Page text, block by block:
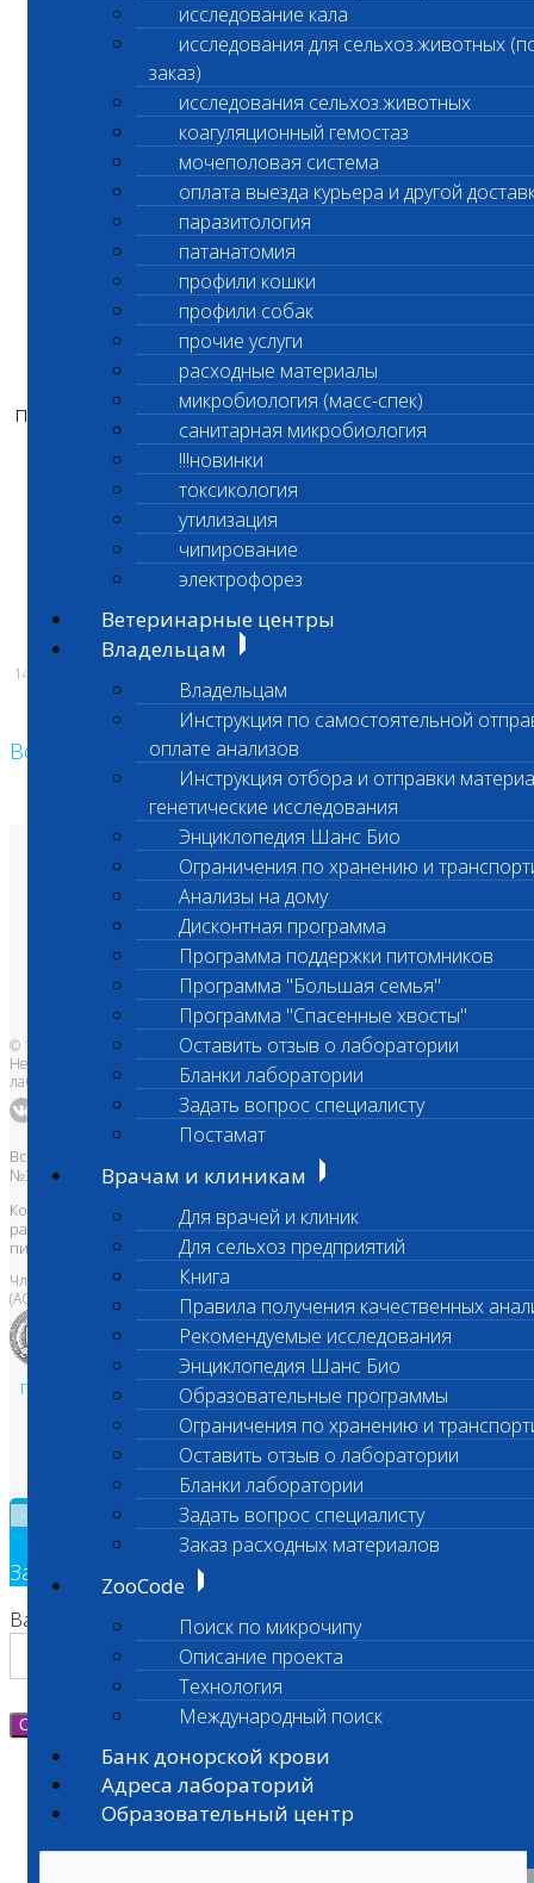
исследование кала
исследования для сельхоз.животных
заказ)
исследования сельхоз.животных
коагуляционный гемостаз
мочеполовая система
оплата выезда курьера и другой
паразитология
патанатомия
профили кошки
профили собак
прочие услуги
расходные материалы
микробиология (масс-спек)
санитарная микробиология
!!!новинки
токсикология
утилизация
чипирование
электрофорез
Ветеринарные центры
Владельцам
Владельцам
Инструкция по самостоятельной
оплате анализов
Инструкция отбора и отправки
генетические исследования
Энциклопедия Шанс Био
Ограничения по хранению и
Анализы на дому
Дисконтная программа
Программа поддержки питомников
Программа "Большая семья"
Программа "Спасенные хвосты"
Оставить отзыв о лаборатории
Бланки лаборатории
Задать вопрос специалисту
Постамат
Врачам и клиникам
Для врачей и клиник
Для сельхоз предприятий
Книга
Правила получения качественных
Рекомендуемые исследования
Энциклопедия Шанс Био
Образовательные программы
Ограничения по хранению и
Оставить отзыв о лаборатории
Бланки лаборатории
Задать вопрос специалисту
Заказ расходных материалов
ZooCode
Поиск по микрочипу
Описание проекта
Технология
Международный поиск
Банк донорской крови
Адреса лабораторий
Образовательный центр
Акция «Счастливые часы»
В будние дни, в период с 13:00 до 17:00 ч.
действует скидка 15% на все лабораторные
исследования, кроме исследования на
ретикулоциты (код 240, 241), тест Кумбса (код
250, 251), антимюллеров гормон (АМГ) (код
670) и ряда других анализов, не
предусматривающих скидки.
Скидка не суммируется с другими
программами и акциями, а также не
распространяется на профильные и
комплексные исследования. Возможность
предоставления скидки на конкретный анализ
просим уточнять у администраторов.
Срок действия акции – с 15 октября по 15
ноября 2025 г.
Ждем Вас!
14.10.2025
Возврат к списку
О лаборатории
Анализы и цены
Ветеринарные центры
Владельцам
Врачам и клиникам
Бланки лаборатории
Банк донорской крови
Адреса лабораторий
© 1996-2026
Независимая ветеринарная
лаборатория Шанс Био
Все права защищены и охраняются законом. Товарный знак
№395740 от 2008 г. ООО "ШАНС БИО"
Копирование, тиражирование, а также использование материалов,
размещенных на сайтеwww.vetlab.ruвозможно только с
письменного разрешения Правообладателя
Член Национальной ветеринарной палаты
(АСРО НВП)
Политика в области персональных данных и конфиденциальности
Пользовательское соглашение
Техническая поддержка
Заявка на обратный звонок
Ваш номер телефона
Отправить